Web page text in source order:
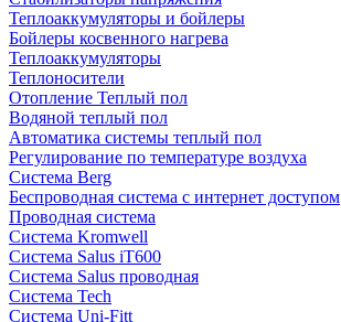
Теплоаккумуляторы и бойлеры
Бойлеры косвенного нагрева
Теплоаккумуляторы
Теплоносители
Отопление Теплый пол
Водяной теплый пол
Автоматика системы теплый пол
Регулирование по температуре воздуха
Система Berg
Беспроводная система с интернет доступом
Проводная система
Система Kromwell
Система Salus iT600
Система Salus проводная
Система Tech
Система Uni-Fitt